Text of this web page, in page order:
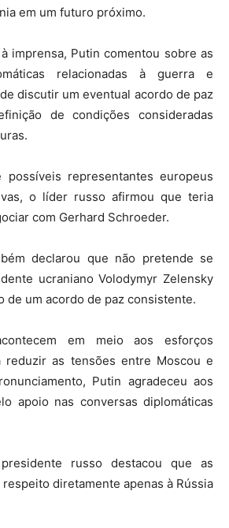
em um futuro próximo.
imprensa, Putin comentou sobre as
relacionadas à guerra e
discutir um eventual acordo de paz
de condições consideradas
possíveis representantes europeus
o líder russo afirmou que teria
com Gerhard Schroeder.
declarou que não pretende se
ucranianoVolodymyr Zelensky
de um acordo de paz consistente.
em meio aos esforços
reduzir as tensões entre Moscou e
Putin agradeceu aos
apoio nas conversas diplomáticas
russo destacou que as
diretamente apenas à Rússia